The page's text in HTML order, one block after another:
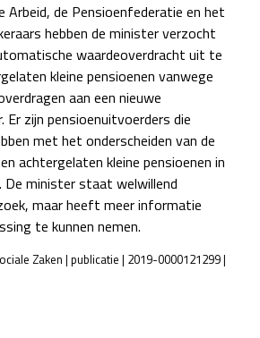
Arbeid, de Pensioenfederatie en het
hebben de minister verzocht
waardeoverdracht uit te
kleine pensioenen vanwege
aan een nieuwe
Er zijn pensioenuitvoerders die
met het onderscheiden van de
achtergelaten kleine pensioenen in
De minister staat welwillend
maar heeft meer informatie
te kunnen nemen.
Zaken | publicatie | 2019-0000121299 |